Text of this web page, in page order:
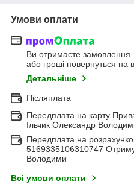
Умови оплати
Ви отримаєте замовлення
або гроші повернуться на
Детальніше
Післяплата
Передплата на карту
Ільчик Олександр
Передплата на
5169335106310747
Володими
Всі умови оплати